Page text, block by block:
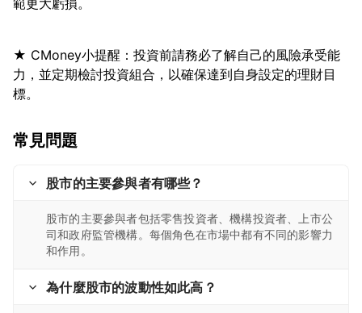
★ CMoney小提醒：投資前請務必了解自己的風險承受能
力，並定期檢討投資組合，以確保達到自身設定的理財目
常見問題
股市的主要參與者有哪些？
股市的主要參與者包括零售投資者、機構投資者、上市公
司和政府監管機構。每個角色在市場中都有不同的影響力
和作用。
為什麼股市的波動性如此高？